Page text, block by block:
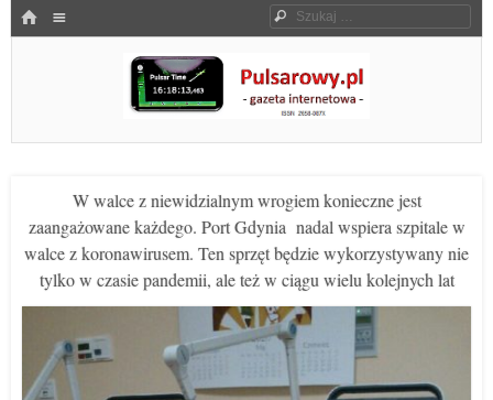
HOME Szukaj
Pulsarowy.pl
W walce z niewidzialnym wrogiem konieczne jest
zaangażowane każdego. Port Gdynia nadal wspiera szpitale w
walce z koronawirusem. Ten sprzęt będzie wykorzystywany nie
tylko w czasie pandemii, ale też w ciągu wielu kolejnych lat